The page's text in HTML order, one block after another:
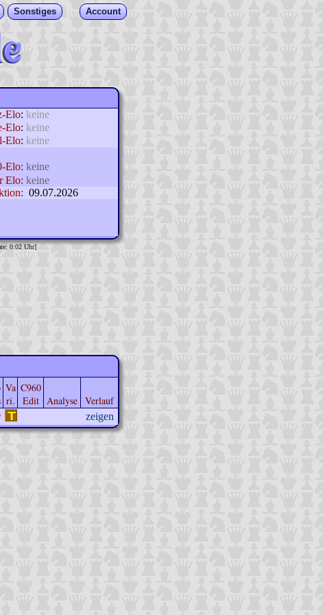
Sonstiges Account
Elo: keine
Elo: keine
Elo: keine
Elo: keine
Elo: keine
09.07.2026
0:02 Uhr]
Va
ri.
C960
Edit
Analyse Verlauf
zeigen